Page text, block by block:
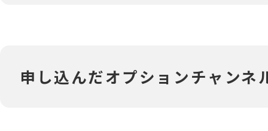
申し込んだオプションチャンネ